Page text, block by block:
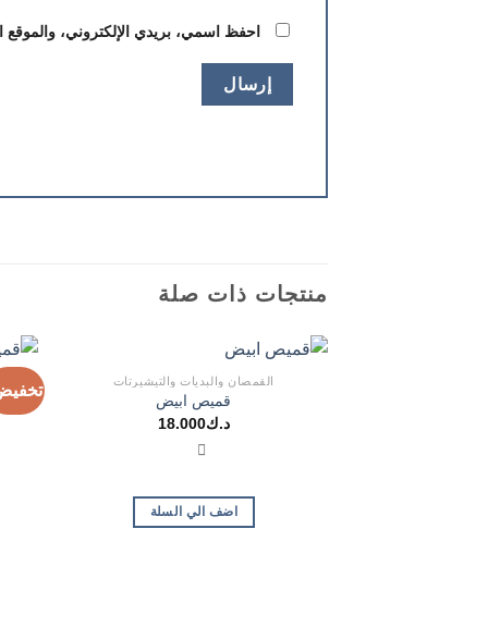
احفظ اسمي، بريدي الإلكتروني، والموقع
منتجات ذات صلة
القمصان والبديات والتيشيرتات
قميص ابيض
د.ك18.000
اضف الي السلة